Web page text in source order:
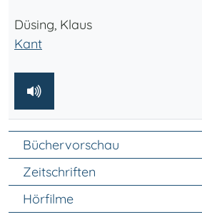
Düsing, Klaus
Kant
Unter Navigation
Büchervorschau
Zeitschriften
Hörfilme